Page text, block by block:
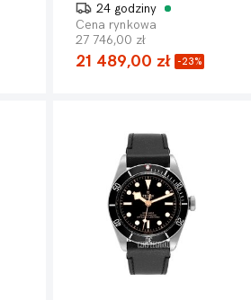
24 godziny
Cena rynkowa
27 746,00 zł
21 489,00 zł -23%